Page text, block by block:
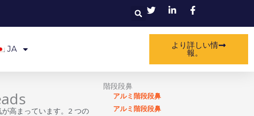
検
索
JA
より詳しい情
報。
高まっています。2 つの
階段段鼻
アルミ階段段鼻
アルミ階段段鼻